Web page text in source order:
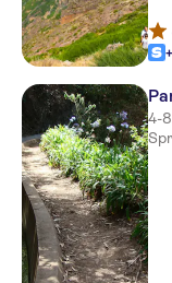
The Editory
Quinta Bela
Quinta
Quinta
Baia Azul
Madeira
Savoy Royal
4-